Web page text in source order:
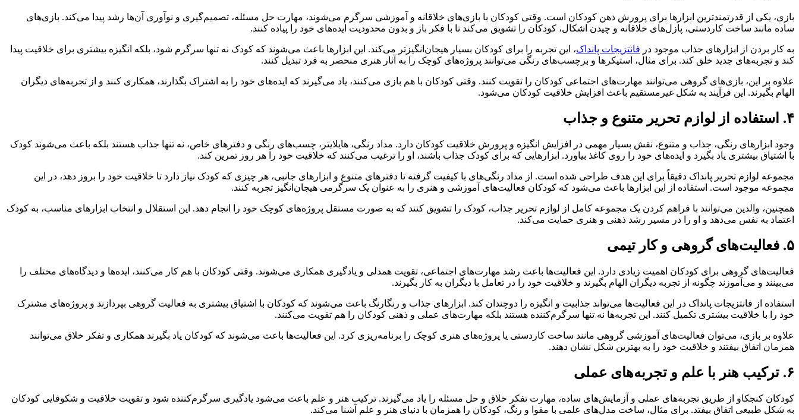
بازی، یکی از قدرتمندترین ابزارها برای پرورش ذهن کودکان است. وقتی کودکان با بازی‌های خلاقانه و آموزشی سرگرم می‌شوند، مهارت حل مسئله، تصمیم‌گیری و نوآوری آن‌ها رشد پیدا می‌کند. بازی‌های
ساده مانند ساخت کاردستی، پازل‌های خلاقانه و چیدن اشکال، کودکان را تشویق می‌کند تا با فکر باز و بدون محدودیت ایده‌های خود را پیاده کنند.
به کار بردن از ابزارهای جذاب موجود در فانتزیجات پانداک، این تجربه را برای کودکان بسیار هیجان‌انگیزتر می‌کند. این ابزارها باعث می‌شوند که کودک نه تنها سرگرم شود، بلکه انگیزه بیشتری برای خلاقیت پیدا
کند و تجربه‌های جدید خلق کند. برای مثال، استیکرها و برچسب‌های رنگی می‌توانند پروژه‌های کوچک را به آثار هنری منحصر به فرد تبدیل کنند.
علاوه بر این، بازی‌های گروهی می‌توانند مهارت‌های اجتماعی کودکان را تقویت کنند. وقتی کودکان با هم بازی می‌کنند، یاد می‌گیرند که ایده‌های خود را به اشتراک بگذارند، همکاری کنند و از تجربه‌های دیگران
الهام بگیرند. این فرآیند به شکل غیرمستقیم باعث افزایش خلاقیت کودکان می‌شود.
۴. استفاده از لوازم تحریر متنوع و جذاب
وجود ابزارهای رنگی، جذاب و متنوع، نقش بسیار مهمی در افزایش انگیزه و پرورش خلاقیت کودکان دارد. مداد رنگی، هایلایتر، چسب‌های رنگی و دفترهای خاص، نه تنها جذاب هستند بلکه باعث می‌شوند کودک
با اشتیاق بیشتری یاد بگیرد و ایده‌های خود را روی کاغذ بیاورد. ابزارهایی که برای کودک جذاب باشند، او را ترغیب می‌کنند که خلاقیت خود را هر روز تمرین کند.
مجموعه لوازم تحریر پانداک دقیقاً برای این هدف طراحی شده است. از مداد رنگی‌های با کیفیت گرفته تا دفترهای متنوع و ابزارهای جانبی، هر چیزی که کودک نیاز دارد تا خلاقیت خود را بروز دهد، در این
مجموعه موجود است. استفاده از این ابزارها باعث می‌شود که کودکان فعالیت‌های آموزشی و هنری را به عنوان یک سرگرمی هیجان‌انگیز تجربه کنند.
همچنین، والدین می‌توانند با فراهم کردن یک مجموعه کامل از لوازم تحریر جذاب، کودک را تشویق کنند که به صورت مستقل پروژه‌های کوچک خود را انجام دهد. این استقلال و انتخاب ابزارهای مناسب، به کودک
اعتماد به نفس می‌دهد و او را در مسیر رشد ذهنی و هنری حمایت می‌کند.
۵. فعالیت‌های گروهی و کار تیمی
فعالیت‌های گروهی برای کودکان اهمیت زیادی دارد. این فعالیت‌ها باعث رشد مهارت‌های اجتماعی، تقویت همدلی و یادگیری همکاری می‌شوند. وقتی کودکان با هم کار می‌کنند، ایده‌ها و دیدگاه‌های مختلف را
می‌بینند و می‌آموزند چگونه از تجربه دیگران الهام بگیرند و خلاقیت خود را در تعامل با دیگران به کار بگیرند.
استفاده از فانتزیجات پانداک در این فعالیت‌ها می‌تواند جذابیت و انگیزه را دوچندان کند. ابزارهای جذاب و رنگارنگ باعث می‌شوند که کودکان با اشتیاق بیشتری به فعالیت گروهی بپردازند و پروژه‌های مشترک
خود را با خلاقیت بیشتری تکمیل کنند. این تجربه‌ها نه تنها سرگرم‌کننده هستند بلکه مهارت‌های عملی و ذهنی کودکان را هم تقویت می‌کنند.
علاوه بر بازی، می‌توان فعالیت‌های آموزشی گروهی مانند ساخت کاردستی یا پروژه‌های هنری کوچک را برنامه‌ریزی کرد. این فعالیت‌ها باعث می‌شوند که کودکان یاد بگیرند همکاری و تفکر خلاق می‌توانند
همزمان اتفاق بیفتند و خلاقیت خود را به بهترین شکل نشان دهند.
۶. ترکیب هنر با علم و تجربه‌های عملی
کودکان کنجکاو از طریق تجربه‌های عملی و آزمایش‌های ساده، مهارت تفکر خلاق و حل مسئله را یاد می‌گیرند. ترکیب هنر و علم باعث می‌شود یادگیری سرگرم‌کننده شود و تقویت خلاقیت و شکوفایی کودکان
به شکل طبیعی اتفاق بیفتد. برای مثال، ساخت مدل‌های علمی با مقوا و رنگ، کودکان را همزمان با دنیای هنر و علم آشنا می‌کند.